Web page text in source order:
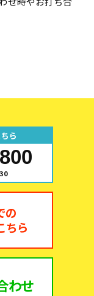
ら
の
ちら
わせ